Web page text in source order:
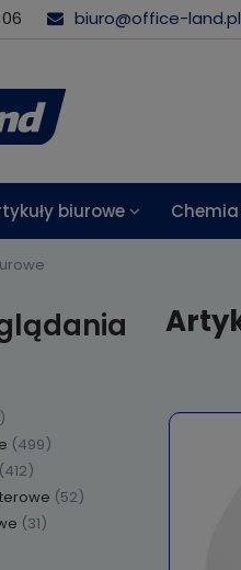
biuro@office-land.pl
biurowe
(499)
(412)
(52)
(31)